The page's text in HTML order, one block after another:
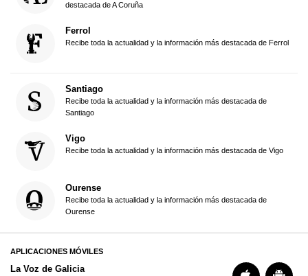
destacada de A Coruña
Ferrol
Recibe toda la actualidad y la información más destacada de Ferrol
Santiago
Recibe toda la actualidad y la información más destacada de
Santiago
Vigo
Recibe toda la actualidad y la información más destacada de Vigo
Ourense
Recibe toda la actualidad y la información más destacada de
Ourense
APLICACIONES MÓVILES
La Voz de Galicia